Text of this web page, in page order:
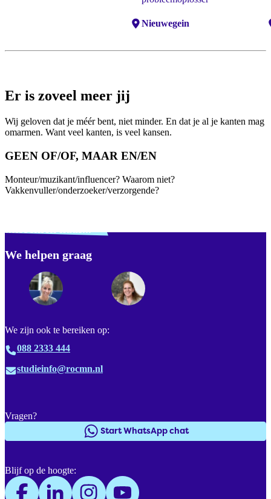
Locaties:
Nieuwegein
Er is zoveel meer jij
Wij geloven dat je méér bent, niet minder. En dat je al je kanten mag
omarmen. Want veel kanten, is veel kansen.
GEEN OF/OF, MAAR EN/EN
Monteur/muzikant/influencer? Waarom niet?
Vakkenvuller/onderzoeker/verzorgende?
We helpen graag
We zijn ook te bereiken op:
088 2333 444
studieinfo@rocmn.nl
Vragen?
Start WhatsApp chat
Blijf op de hoogte:
Footer